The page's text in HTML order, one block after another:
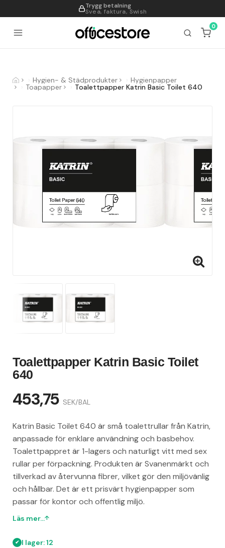
Trygg betalning
Svea, faktura, Swish
995
0
Hygien- & Städprodukter Hygienpapper
Toapapper Toalettpapper Katrin Basic Toilet 640
Toalettpapper Katrin Basic Toilet
640
453,75 SEK/BAL
Katrin Basic Toilet 640 är små toalettrullar från Katrin,
anpassade för enklare användning och basbehov.
Toalettpappret är 1-lagers och naturligt vitt med sex
rullar per förpackning. Produkten är Svanenmärkt och
tillverkad av återvunna fibrer, vilket gör den miljövänlig
och hållbar. Det är ett prisvärt hygienpapper som
passar för kontor och offentlig miljö.
Läs mer...
I lager: 12